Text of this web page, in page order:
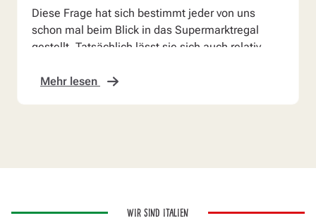
Diese Frage hat sich bestimmt jeder von uns
schon mal beim Blick in das Supermarktregal
gestellt. Tatsächlich lässt sie sich auch relativ
Mehr lesen
WIR SIND ITALIEN